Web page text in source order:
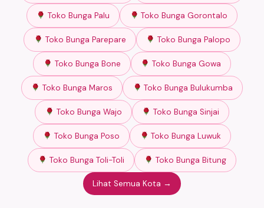
Toko Bunga Palu Toko Bunga Gorontalo
Toko Bunga Parepare Toko Bunga Palopo
Toko Bunga Bone Toko Bunga Gowa
Toko Bunga Maros Toko Bunga Bulukumba
Toko Bunga Wajo Toko Bunga Sinjai
Toko Bunga Poso Toko Bunga Luwuk
Toko Bunga Toli-Toli Toko Bunga Bitung
Lihat Semua Kota →